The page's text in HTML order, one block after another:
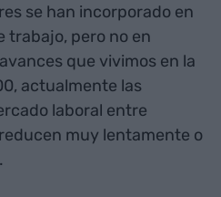
se han incorporado en
trabajo, pero no en
que vivimos en la
actualmente las
laboral entre
muy lentamente o